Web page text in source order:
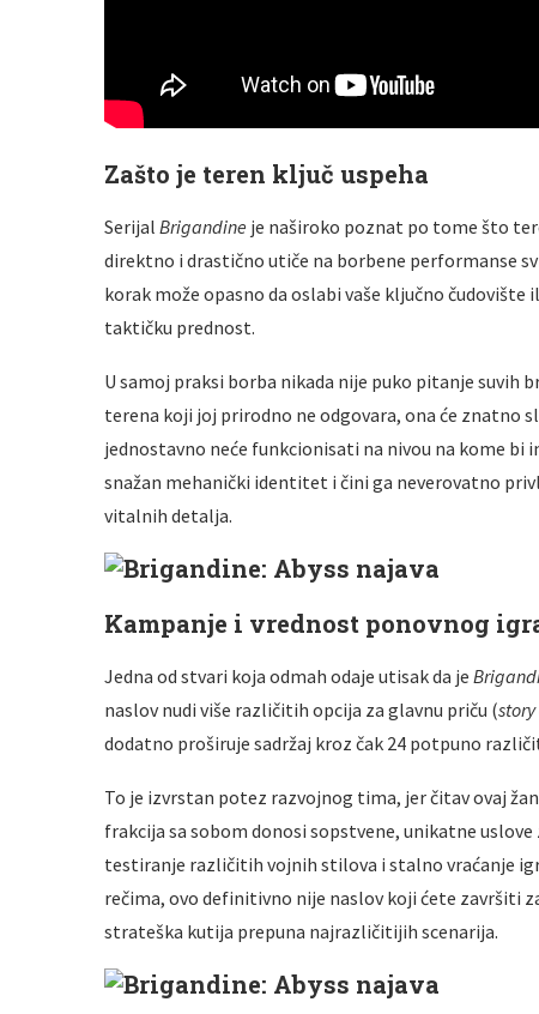
Zašto je teren ključ uspeha
Serijal Brigandine je naširoko poznat po tome što
direktno i drastično utiče na borbene performanse
korak može opasno da oslabi vaše ključno
taktičku prednost.
U samoj praksi borba nikada nije puko pitanje suvih
terena koji joj prirodno ne odgovara, ona će znatno
jednostavno neće funkcionisati na nivou na kome bi
snažan mehanički identitet i čini ga neverovatno
vitalnih detalja.
Kampanje i vrednost ponovnog
Jedna od stvari koja odmah odaje utisak da je
naslov nudi više različitih opcija za glavnu priču (
dodatno proširuje sadržaj kroz čak 24 potpuno
To je izvrstan potez razvojnog tima, jer čitav ovaj
frakcija sa sobom donosi sopstvene, unikatne
testiranje različitih vojnih stilova i stalno vraćanje
rečima, ovo definitivno nije naslov koji ćete završiti
strateška kutija prepuna najrazličitijih scenarija.